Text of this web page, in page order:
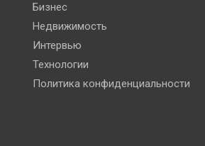
Бизнес
Недвижимость
Интервью
Технологии
Политика конфиденциальности